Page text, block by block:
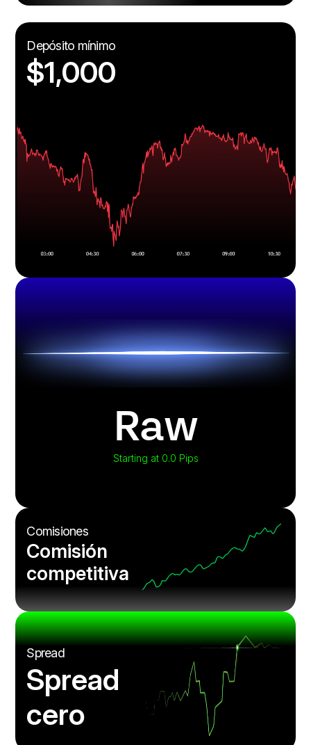
Depósito mínimo
$1,000
Raw
Starting at 0.0 Pips
Comisiones
Comisión
competitiva
Spread
Spread
cero